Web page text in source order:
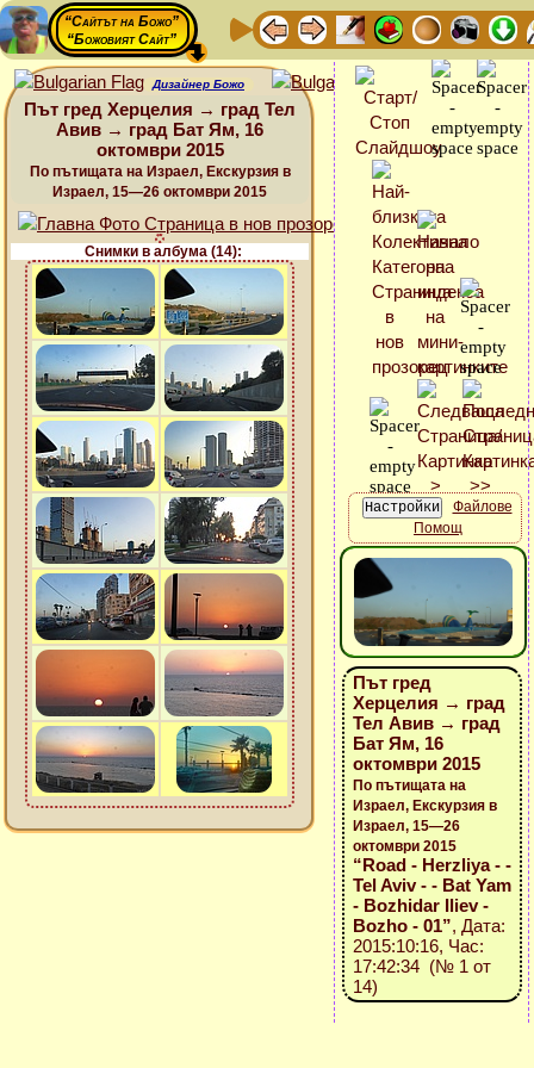
“Сайтът на Божо”
“Божовият Сайт”
Дизайнер Божо
Път гред Херцелия → град Тел
Авив → град Бат Ям, 16
октомври 2015
По пътищата на Израел, Екскурзия в
Израел, 15—26 октомври 2015
Снимки в албума (14):
Файлове
Помощ
Път гред
Херцелия → град
Тел Авив → град
Бат Ям, 16
октомври 2015
По пътищата на
Израел, Екскурзия в
Израел, 15—26
октомври 2015
“Road - Herzliya - -
Tel Aviv - - Bat Yam
- Bozhidar Iliev -
Bozho - 01”, Дата:
2015:10:16, Час:
17:42:34 (№ 1 от
14)